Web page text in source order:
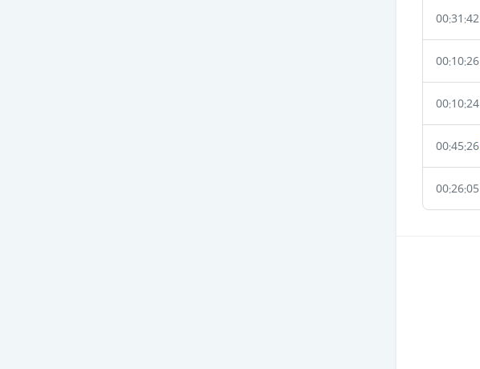
00:31:42
00:10:26
00:10:24
00:45:26
00:26:05